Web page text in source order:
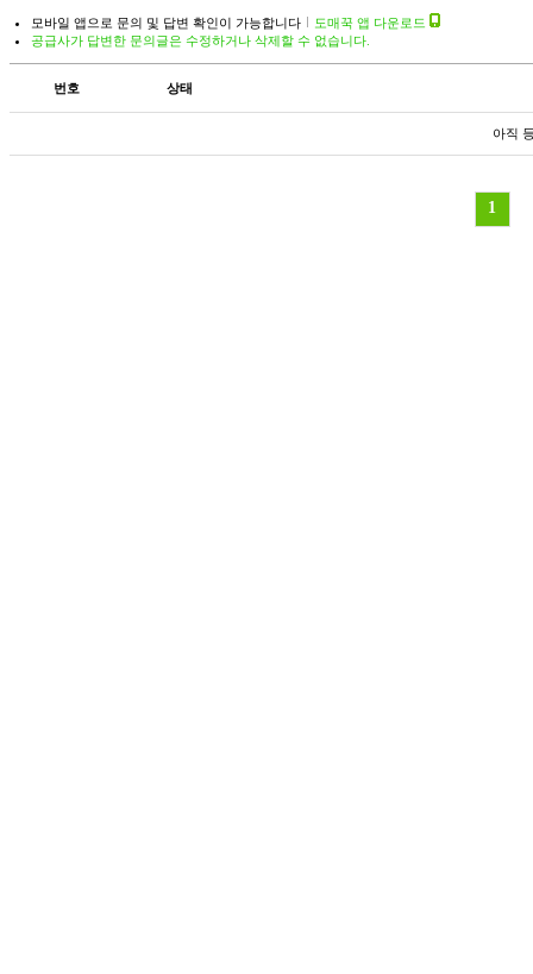
모바일 앱으로 문의 및 답변 확인이 가능합니다
도매꾹 앱 다운로드
공급사가 답변한 문의글은 수정하거나 삭제할 수 없습니다.
번호 상태
아직
1